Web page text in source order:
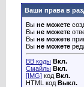
Ваши права в
Вы не можете
Вы не можете
Вы не можете
Вы не можете
BB коды Вкл.
Смайлы Вкл.
[IMG] код Вкл.
HTML код Выкл.